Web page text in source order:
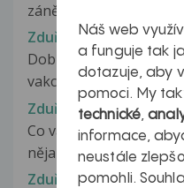
zánět v levé horní 7 a...
Zduření uzlin po
Dobrý den, byla jsem
vakcínou Modernou.
Zduření uzliny na krku
Co vás trápí, jak
nějaké léky, proběhlo
Zduření uzliny pod
Náš web
a funguje tak
dotazuje, aby
pomoci. My
technické,
informace,
neustále
pomohli.